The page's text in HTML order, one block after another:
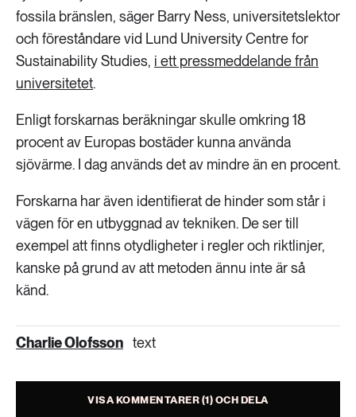
fossila bränslen, säger Barry Ness, universitetslektor
och föreståndare vid Lund University Centre for
Sustainability Studies, i ett pressmeddelande från
universitetet.
Enligt forskarnas beräkningar skulle omkring 18
procent av Europas bostäder kunna använda
sjövärme. I dag används det av mindre än en procent.
Forskarna har även identifierat de hinder som står i
vägen för en utbyggnad av tekniken. De ser till
exempel att finns otydligheter i regler och riktlinjer,
kanske på grund av att metoden ännu inte är så
känd.
Charlie Olofsson text
VISA KOMMENTARER (1) OCH DELA